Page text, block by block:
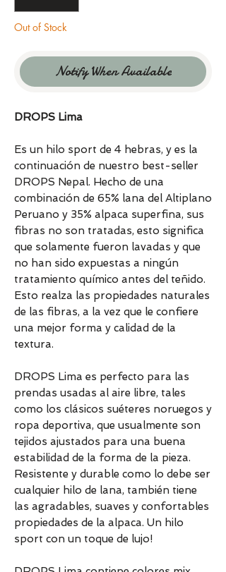
Out of Stock
Notify When Available
DROPS Lima
Es un hilo sport de 4 hebras, y es la
continuación de nuestro best-seller
DROPS Nepal. Hecho de una
combinación de 65% lana del Altiplano
Peruano y 35% alpaca superfina, sus
fibras no son tratadas, esto significa
que solamente fueron lavadas y que
no han sido expuestas a ningún
tratamiento químico antes del teñido.
Esto realza las propiedades naturales
de las fibras, a la vez que le confiere
una mejor forma y calidad de la
textura.
DROPS Lima es perfecto para las
prendas usadas al aire libre, tales
como los clásicos suéteres noruegos y
ropa deportiva, que usualmente son
tejidos ajustados para una buena
estabilidad de la forma de la pieza.
Resistente y durable como lo debe ser
cualquier hilo de lana, también tiene
las agradables, suaves y confortables
propiedades de la alpaca. Un hilo
sport con un toque de lujo!